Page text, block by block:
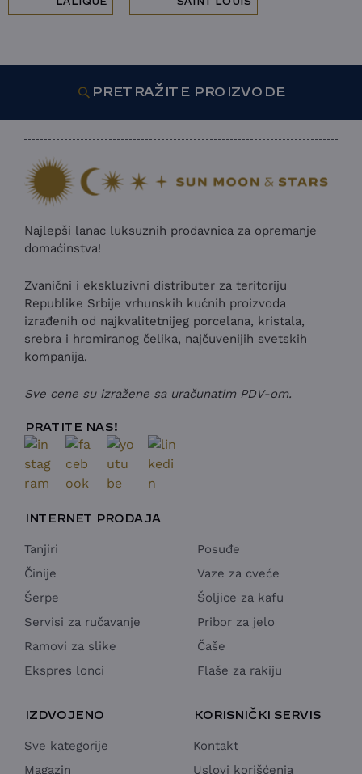
LALIQUE SAINT LOUIS
PRETRAŽITE PROIZVODE
Najlepši lanac luksuznih prodavnica za opremanje
domaćinstva!
Zvanični i ekskluzivni distributer za teritoriju
Republike Srbije vrhunskih kućnih proizvoda
izrađenih od najkvalitetnijeg porcelana, kristala,
srebra i hromiranog čelika, najčuvenijih svetskih
kompanija.
Sve cene su izražene sa uračunatim PDV-om.
PRATITE NAS!
INTERNET PRODAJA
Tanjiri
Činije
Šerpe
Servisi za ručavanje
Ramovi za slike
Ekspres lonci
Posuđe
Vaze za cveće
Šoljice za kafu
Pribor za jelo
Čaše
Flaše za rakiju
IZDVOJENO
Sve kategorije
Magazin
KORISNIČKI SERVIS
Kontakt
Uslovi korišćenja